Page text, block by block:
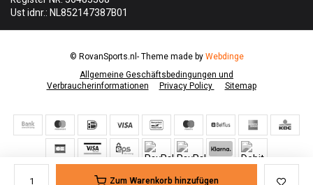
Zum Warenkorb hinzufügen
Ust idnr.: NL852147387B01
Allgemeine Geschäftsbedingungen und
Verbraucherinformationen
Privacy Policy Sitemap
© RovanSports.nl- Theme made byWebdinge